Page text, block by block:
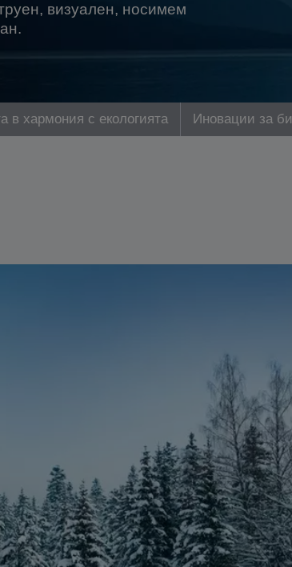
визуален, носимем
в хармония с екологията Иновации за